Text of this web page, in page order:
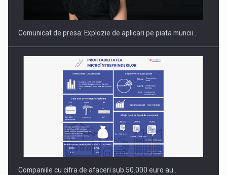
Comunicat de presa: Explozie de aplicari pe piata muncii…
Companiile cu cifra de afaceri sub 50.000 euro au…